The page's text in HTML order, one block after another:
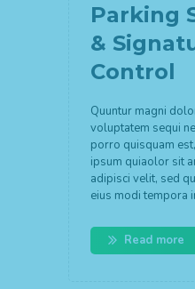
Parking
&
Control
Quuntur magni
voluptatem sequi
porro quisquam
ipsum quiaolor sit
adipisci velit, sed
eius modi tempora
Read more